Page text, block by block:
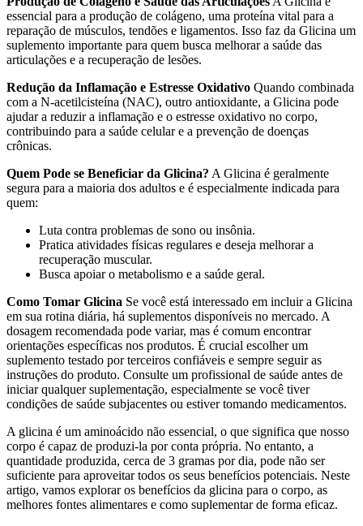
essencial para a produção de colágeno, uma proteína vital para a
reparação de músculos, tendões e ligamentos. Isso faz da Glicina um
suplemento importante para quem busca melhorar a saúde das
articulações e a recuperação de lesões.
Redução da Inflamação e Estresse Oxidativo Quando combinada
com a N-acetilcisteína (NAC), outro antioxidante, a Glicina pode
ajudar a reduzir a inflamação e o estresse oxidativo no corpo,
contribuindo para a saúde celular e a prevenção de doenças
crônicas.
Quem Pode se Beneficiar da Glicina? A Glicina é geralmente
segura para a maioria dos adultos e é especialmente indicada para
quem:
Luta contra problemas de sono ou insônia.
Pratica atividades físicas regulares e deseja melhorar a
recuperação muscular.
Busca apoiar o metabolismo e a saúde geral.
Como Tomar Glicina Se você está interessado em incluir a Glicina
em sua rotina diária, há suplementos disponíveis no mercado. A
dosagem recomendada pode variar, mas é comum encontrar
orientações específicas nos produtos. É crucial escolher um
suplemento testado por terceiros confiáveis e sempre seguir as
instruções do produto. Consulte um profissional de saúde antes de
iniciar qualquer suplementação, especialmente se você tiver
condições de saúde subjacentes ou estiver tomando medicamentos.
A glicina é um aminoácido não essencial, o que significa que nosso
corpo é capaz de produzi-la por conta própria. No entanto, a
quantidade produzida, cerca de 3 gramas por dia, pode não ser
suficiente para aproveitar todos os seus benefícios potenciais. Neste
artigo, vamos explorar os benefícios da glicina para o corpo, as
melhores fontes alimentares e como suplementar de forma eficaz.